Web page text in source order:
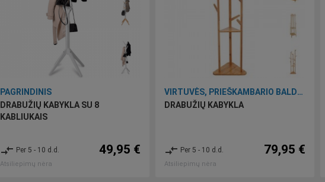
PAGRINDINIS
DRABUŽIŲ KABYKLA SU 8
KABLIUKAIS
compare_arrows Per 5 - 10 d.d.
Atsiliepimų nėra
49,95 €
VIRTUVĖS, PRIEŠKAMBARIO BALDAI BEI ĮRANKIAI
DRABUŽIŲ KABYKLA
compare_arrows Per 5 - 10 d.d.
Atsiliepimų nėra
79,95 €